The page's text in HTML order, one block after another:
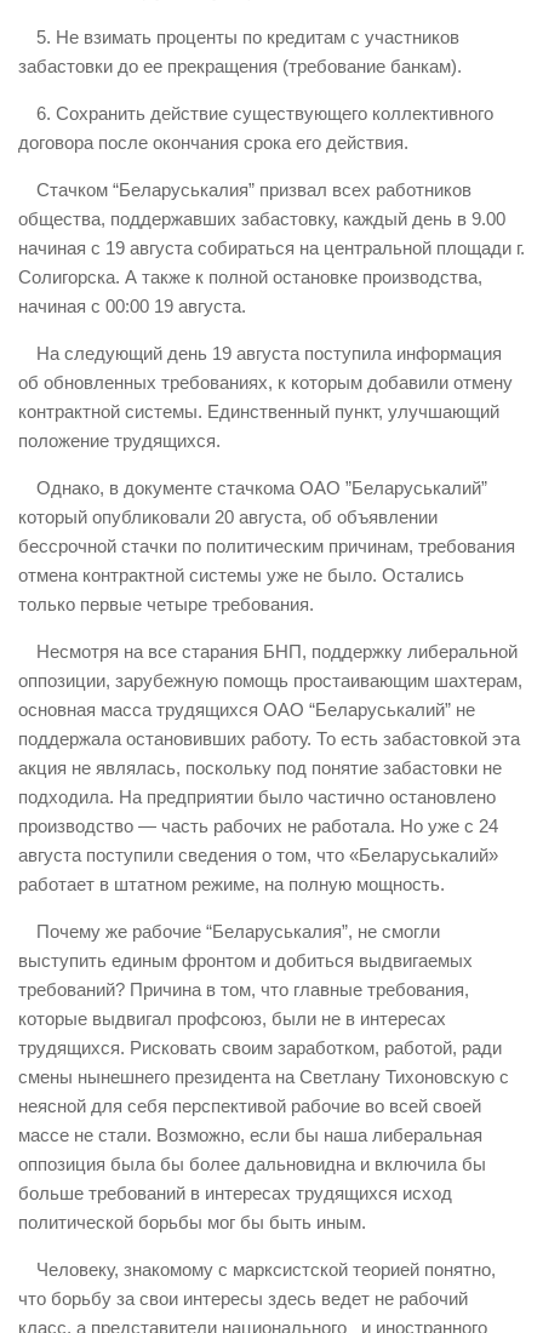
5. Не взимать проценты по кредитам с участников
забастовки до ее прекращения (требование банкам).
6. Сохранить действие существующего коллективного
договора после окончания срока его действия.
Стачком “Беларуськалия” призвал всех работников
общества, поддержавших забастовку, каждый день в 9.00
начиная с 19 августа собираться на центральной площади г.
Солигорска. А также к полной остановке производства,
начиная с 00:00 19 августа.
На следующий день 19 августа поступила информация
об обновленных требованиях, к которым добавили отмену
контрактной системы. Единственный пункт, улучшающий
положение трудящихся.
Однако, в документе стачкома ОАО ”Беларуськалий”
который опубликовали 20 августа, об объявлении
бессрочной стачки по политическим причинам, требования
отмена контрактной системы уже не было. Остались
только первые четыре требования.
Несмотря на все старания БНП, поддержку либеральной
оппозиции, зарубежную помощь простаивающим шахтерам,
основная масса трудящихся ОАО “Беларуськалий” не
поддержала остановивших работу. То есть забастовкой эта
акция не являлась, поскольку под понятие забастовки не
подходила. На предприятии было частично остановлено
производство — часть рабочих не работала. Но уже с 24
августа поступили сведения о том, что «Беларуськалий»
работает в штатном режиме, на полную мощность.
Почему же рабочие “Беларуськалия”, не смогли
выступить единым фронтом и добиться выдвигаемых
требований? Причина в том, что главные требования,
которые выдвигал профсоюз, были не в интересах
трудящихся. Рисковать своим заработком, работой, ради
смены нынешнего президента на Светлану Тихоновскую с
неясной для себя перспективой рабочие во всей своей
массе не стали. Возможно, если бы наша либеральная
оппозиция была бы более дальновидна и включила бы
больше требований в интересах трудящихся исход
политической борьбы мог бы быть иным.
Человеку, знакомому с марксистской теорией понятно,
что борьбу за свои интересы здесь ведет не рабочий
класс, а представители национального и иностранного